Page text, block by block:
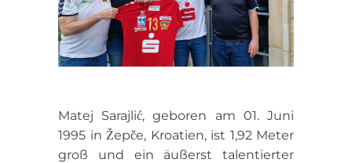
Matej Sarajlić, geboren am 01. Juni
1995 in Žepče, Kroatien, ist 1,92 Meter
groß und ein äußerst talentierter